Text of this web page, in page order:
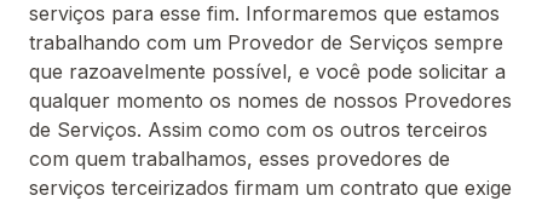
serviços para esse fim. Informaremos que estamos
trabalhando com um Provedor de Serviços sempre
que razoavelmente possível, e você pode solicitar a
qualquer momento os nomes de nossos Provedores
de Serviços. Assim como com os outros terceiros
com quem trabalhamos, esses provedores de
serviços terceirizados firmam um contrato que exige